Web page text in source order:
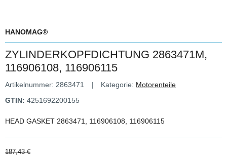
HANOMAG®
ZYLINDERKOPFDICHTUNG 2863471M,
116906108, 116906115
Artikelnummer: 2863471 Kategorie: Motorenteile
GTIN: 4251692200155
HEAD GASKET 2863471, 116906108, 116906115
187,43 €